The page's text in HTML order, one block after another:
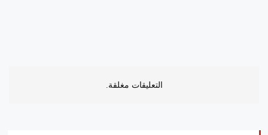
التعليقات مغلقة.